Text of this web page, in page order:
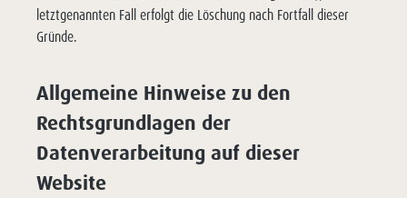
letztgenannten Fall erfolgt die Löschung nach Fortfall dieser
Gründe.
Allgemeine Hinweise zu den
Rechtsgrundlagen der
Datenverarbeitung auf dieser
Website